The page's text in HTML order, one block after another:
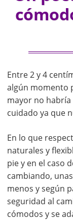
Entre 2 y 4
algún momento
mayor no
cuidado ya que
En lo que
naturales y
pie y en el caso
cambiando,
menos y según
seguridad al
cómodos y se